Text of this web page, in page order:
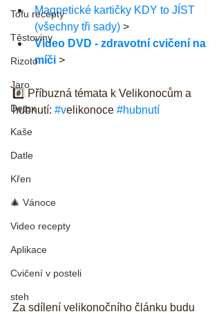
Tofu recepty
Těstoviny
Rizoto
Jaro
Detox
Kaše
Datle
Křen
🎄 Vánoce
Video recepty
Aplikace
Cvičení v posteli
steh
Magnetické kartičky KDY to JÍST
(všechny tři sady) >
Video DVD - zdravotní cvičení na
míči >
#️⃣️ Příbuzná témata k Velikonocům a
hubnutí: #velikonoce #hubnutí
Za sdílení velikonočního článku budu